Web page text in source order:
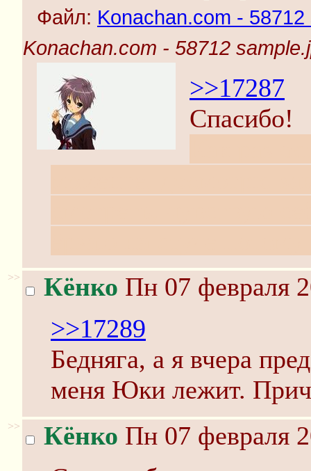
Файл: Konachan.com -
Konachan.com - 58712
>>17287
Спасибо!
>> Кёнко Пн 07 февраля
>>17289
Бедняга, а я вчера
меня Юки лежит.
>> Кёнко Пн 07 февраля